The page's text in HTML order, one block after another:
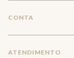
CONTA
ATENDIMENTO